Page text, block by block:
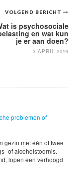
VOLGEND BERICHT
is psychosociale
en wat kun
je er aan doen?
3 APRIL 2019
problemen of
gezin met één of twee
of alcoholstoornis.
lopen een verhoogd